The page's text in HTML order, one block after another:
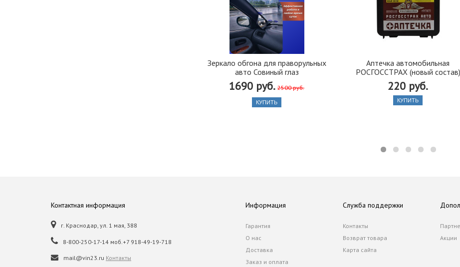
Зеркало обгона для праворульных
авто Совиный глаз
1690 руб. 2500 руб.
КУПИТЬ
Аптечка автомобильная
РОСГОССТРАХ (новый состав)
220 руб.
КУПИТЬ
Контактная информация
г. Краснодар, ул. 1 мая, 388
8-800-250-17-14 моб.+7 918-49-19-718
mail@vin23.ru Контакты
Информация
Гарантия
О нас
Доставка
Заказ и оплата
Служба поддержки
Контакты
Возврат товара
Карта сайта
Акции